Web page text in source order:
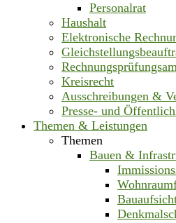
Personalrat
Haushalt
Elektronische
Kreisrecht
Ausschreibungen &
Presse- und
Themen & Leistungen
Themen
Bauen &